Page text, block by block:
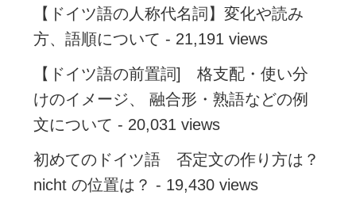
【ドイツ語の人称代名詞】変化や読み
方、語順について - 21,191 views
【ドイツ語の前置詞] 格支配・使い分
けのイメージ、 融合形・熟語などの例
文について - 20,031 views
初めてのドイツ語 否定文の作り方は？
nicht の位置は？ - 19,430 views